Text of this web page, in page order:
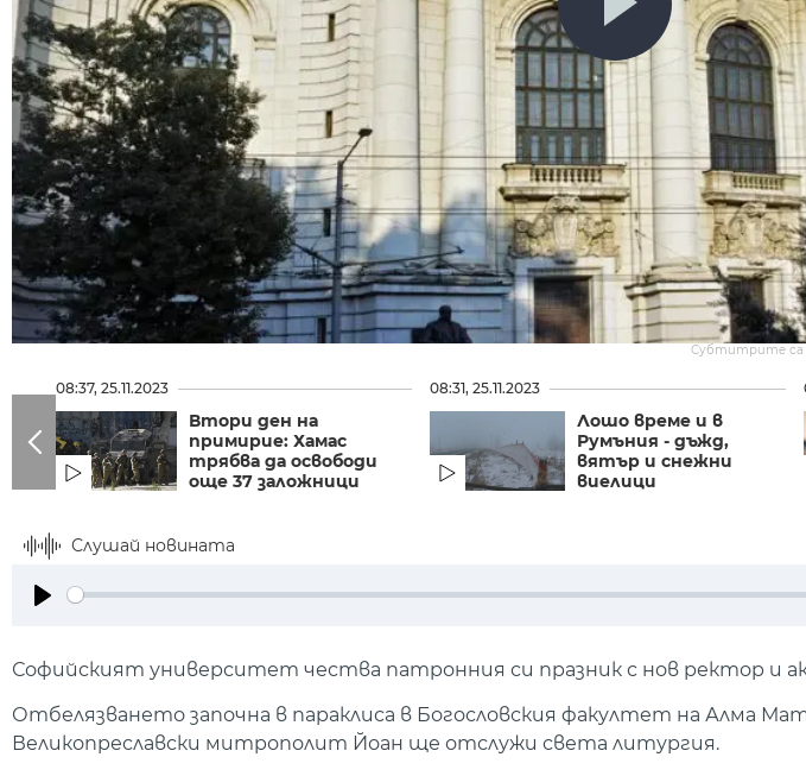
Субтитрите са
08:37, 25.11.2023
Втори ден на
примирие: Хамас
трябва да освободи
още 37 заложници
08:31, 25.11.2023
Лошо време и в
Румъния - дъжд,
вятър и снежни
виелици
Слушай новината
Софийският университет чества патронния си празник с нов ректор и
Отбелязването започна в параклиса в Богословския факултет на Алма
Великопреславски митрополит Йоан ще отслужи света литургия.